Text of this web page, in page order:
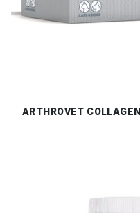
ARTHROVET COLLAGEN